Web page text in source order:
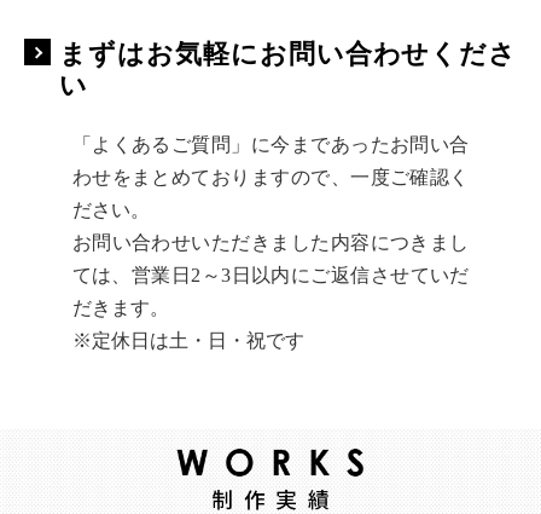
まずはお気軽にお問い合わせくださ
い
「よくあるご質問」に今まであったお問い合
わせをまとめておりますので、一度ご確認く
ださい。
お問い合わせいただきました内容につきまし
ては、営業日2～3日以内にご返信させていだ
だきます。
※定休日は土・日・祝です